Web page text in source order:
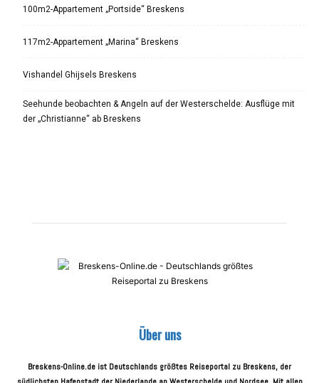
100m2-Appartement „Portside“ Breskens
117m2-Appartement „Marina“ Breskens
Vishandel Ghijsels Breskens
Seehunde beobachten & Angeln auf der Westerschelde: Ausflüge mit
der „Christianne“ ab Breskens
Über uns
Breskens-Online.de ist Deutschlands größtes Reiseportal zu Breskens, der